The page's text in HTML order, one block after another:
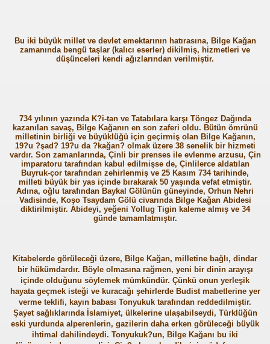
Bu iki büyük millet ve devlet emektarının hatırasına, Bilge Kağan
zamanında bengü taşlar (kalıcı eserler) dikilmiş, hizmetleri ve
düşünceleri kendi ağızlarından verilmiştir.
734 yılının yazında K?i-tan ve Tatabılara karşı Töngez Dağında
kazanılan savaş, Bilge Kağanın en son zaferi oldu. Bütün ömrünü
milletinin birliği ve büyüklüğü için geçirmiş olan Bilge Kağanın,
19?u ?şad? 19?u da ?kağan? olmak üzere 38 senelik bir hizmeti
vardır. Son zamanlarında, Çinli bir prenses ile evlenme arzusu, Çin
imparatoru tarafından kabul edilmişse de, Çinlilerce aldatılan
Buyruk-çor tarafından zehirlenmiş ve 25 Kasım 734 tarihinde,
milleti büyük bir yas içinde bırakarak 50 yaşında vefat etmiştir.
Adına, oğlu tarafından Baykal Gölünün güneyinde, Orhun Nehri
Vadisinde, Koşo Tsaydam Gölü civarında Bilge Kağan Abidesi
diktirilmiştir. Abideyi, yeğeni Yollug Tigin kaleme almış ve 34
günde tamamlatmıştır.
Kitabelerde görüleceği üzere, Bilge Kağan, milletine bağlı, dindar
bir hükümdardır. Böyle olmasına rağmen, yeni bir dinin arayışı
içinde olduğunu söylemek mümkündür. Çünkü onun yerleşik
hayata geçmek isteği ve kuracağı şehirlerde Budist mabetlerine yer
verme teklifi, kayın babası Tonyukuk tarafından reddedilmiştir.
Şayet sağlıklarında İslamiyet, ülkelerine ulaşabilseydi, Türklüğün
eski yurdunda alperenlerin, gazilerin daha erken görüleceği büyük
ihtimal dahilindeydi. Tonyukuk?un, Bilge Kağanı bu iki